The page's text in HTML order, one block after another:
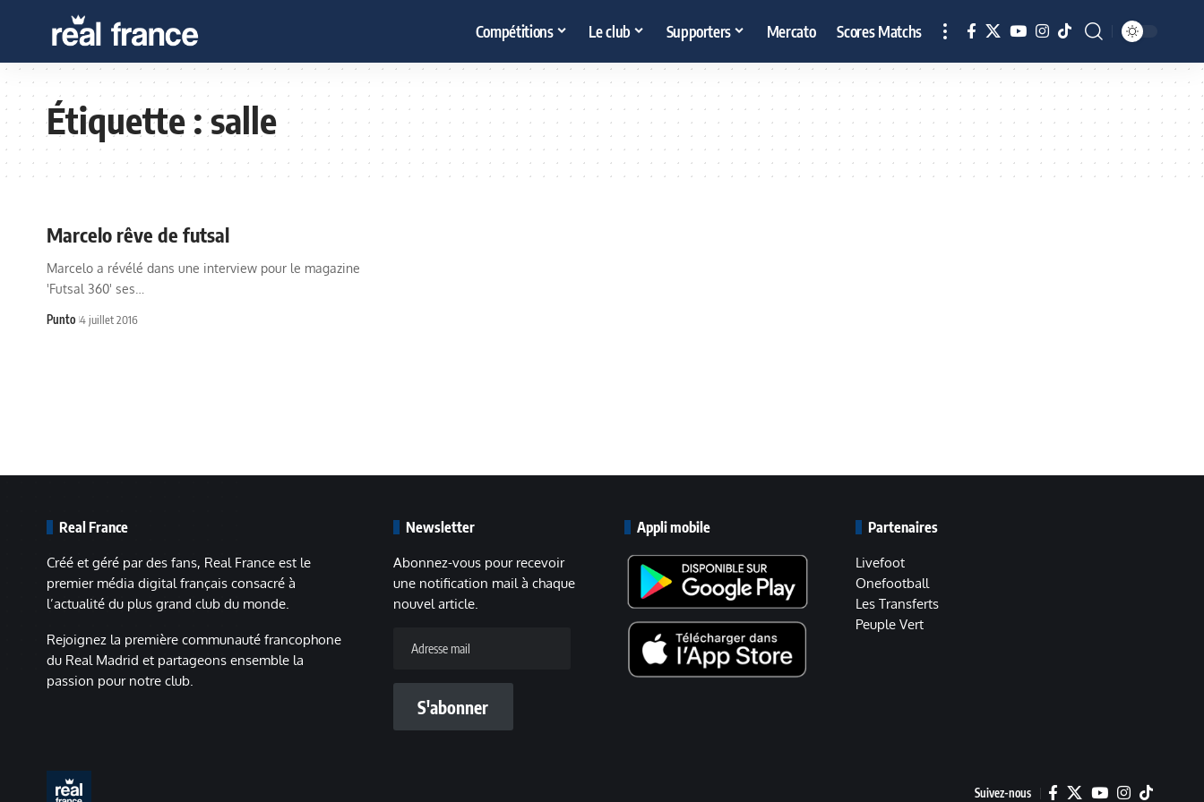
Compétitions Le club Supporters Mercato Scores Matchs
Étiquette :salle
Marcelo rêve de futsal
Marcelo a révélé dans une interview pour le magazine
'Futsal 360' ses…
Punto 4 juillet 2016
Real France
Créé et géré par des fans, Real France est le
premier média digital français consacré à
l’actualité du plus grand club du monde.
Rejoignez la première communauté francophone
du Real Madrid et partageons ensemble la
passion pour notre club.
Newsletter
Abonnez-vous pour recevoir
une notification mail à chaque
nouvel article.
mail
S'abonner
Appli mobile Partenaires
Livefoot
Onefootball
Les Transferts
Peuple Vert
Suivez-nous